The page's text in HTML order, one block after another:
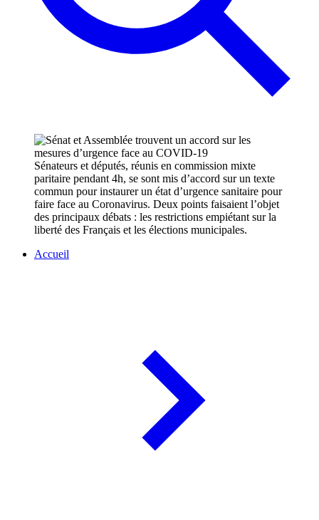
Sénateurs et députés, réunis en commission mixte
paritaire pendant 4h, se sont mis d’accord sur un texte
commun pour instaurer un état d’urgence sanitaire pour
faire face au Coronavirus. Deux points faisaient l’objet
des principaux débats : les restrictions empiétant sur la
liberté des Français et les élections municipales.
Accueil